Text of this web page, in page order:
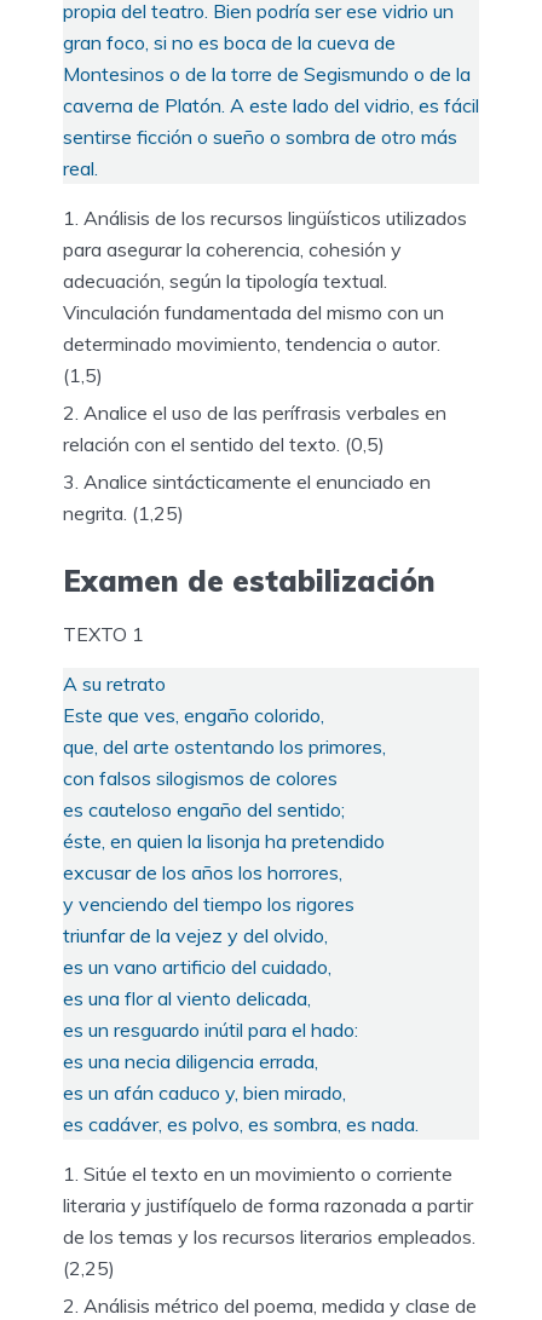
propia del teatro. Bien podría ser ese vidrio un
gran foco, si no es boca de la cueva de
Montesinos o de la torre de Segismundo o de la
caverna de Platón. A este lado del vidrio, es fácil
sentirse ficción o sueño o sombra de otro más
real.
Análisis de los recursos lingüísticos utilizados
para asegurar la coherencia, cohesión y
adecuación, según la tipología textual.
Vinculación fundamentada del mismo con un
determinado movimiento, tendencia o autor.
(1,5)
Analice el uso de las perífrasis verbales en
relación con el sentido del texto. (0,5)
Analice sintácticamente el enunciado en
negrita. (1,25)
Examen de estabilización
TEXTO 1
A su retrato
Este que ves, engaño colorido,
que, del arte ostentando los primores,
con falsos silogismos de colores
es cauteloso engaño del sentido;
éste, en quien la lisonja ha pretendido
excusar de los años los horrores,
y venciendo del tiempo los rigores
triunfar de la vejez y del olvido,
es un vano artificio del cuidado,
es una flor al viento delicada,
es un resguardo inútil para el hado:
es una necia diligencia errada,
es un afán caduco y, bien mirado,
es cadáver, es polvo, es sombra, es nada.
Sitúe el texto en un movimiento o corriente
literaria y justifíquelo de forma razonada a partir
de los temas y los recursos literarios empleados.
(2,25)
Análisis métrico del poema, medida y clase de